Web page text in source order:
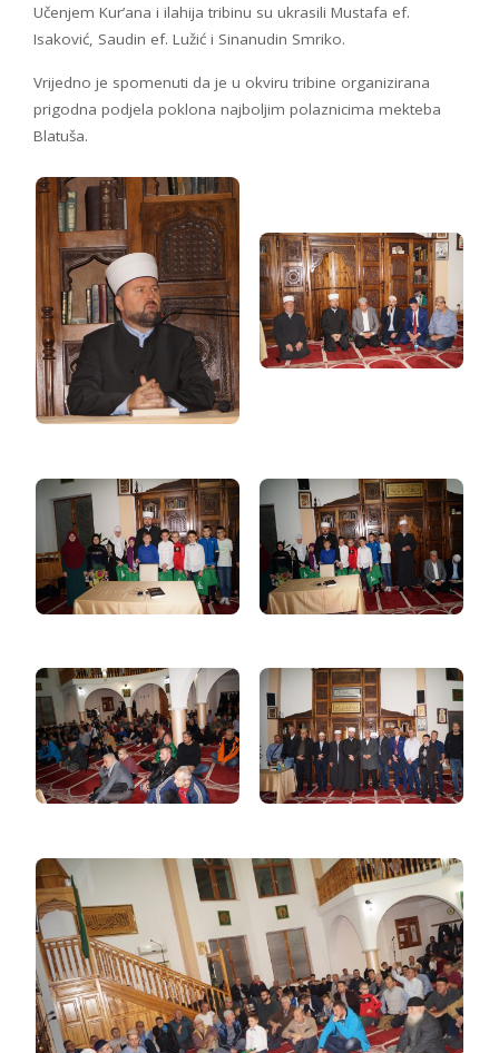
Učenjem Kur’ana i ilahija tribinu su ukrasili Mustafa ef.
Isaković, Saudin ef. Lužić i Sinanudin Smriko.
Vrijedno je spomenuti da je u okviru tribine organizirana
prigodna podjela poklona najboljim polaznicima mekteba
Blatuša.